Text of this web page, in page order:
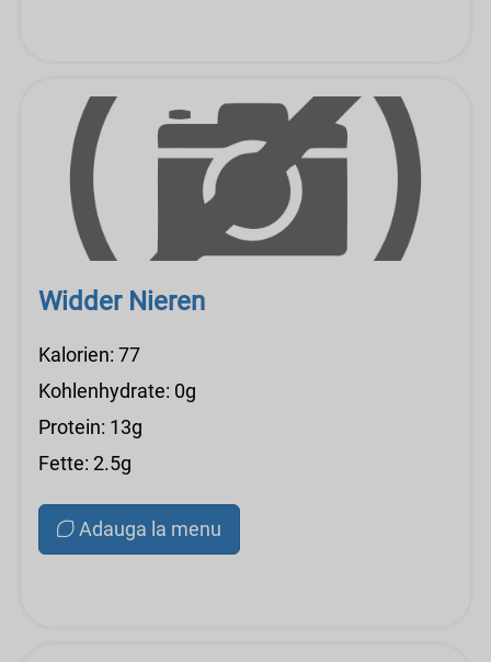
Widder Nieren
Kalorien: 77
Kohlenhydrate: 0g
Protein: 13g
Fette: 2.5g
Adauga la menu